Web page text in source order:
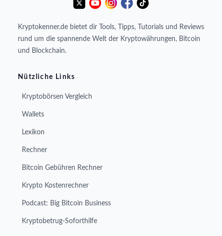
Kryptokenner.de bietet dir Tools, Tipps, Tutorials und Reviews
rund um die spannende Welt der Kryptowährungen, Bitcoin
und Blockchain.
Nützliche Links
Kryptobörsen Vergleich
Wallets
Lexikon
Rechner
Bitcoin Gebühren Rechner
Krypto Kostenrechner
Podcast: Big Bitcoin Business
Kryptobetrug-Soforthilfe